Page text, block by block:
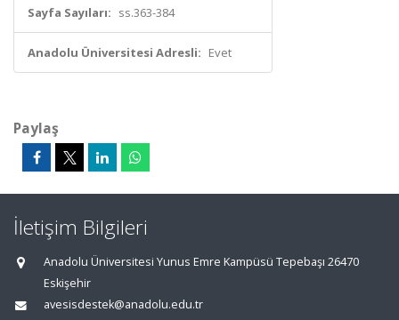
Sayfa Sayıları: ss.363-384
Anadolu Üniversitesi Adresli: Evet
Paylaş
İletişim Bilgileri
Anadolu Üniversitesi Yunus Emre Kampüsü Tepebaşı 26470
Eskişehir
avesisdestek@anadolu.edu.tr